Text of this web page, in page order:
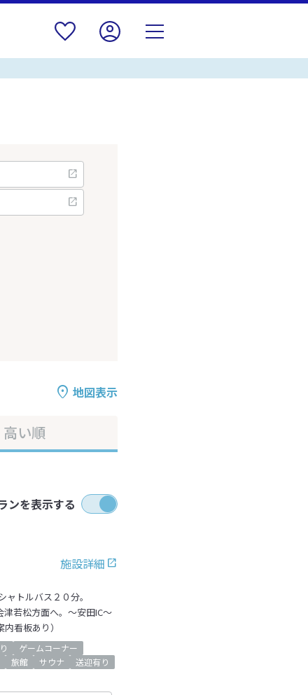
地図表示
高い順
ンを表示する
施設詳細
トルバス２０分。
若松方面へ。～安田IC～
看板あり）
ゲームコーナー
旅館 サウナ
送迎有り